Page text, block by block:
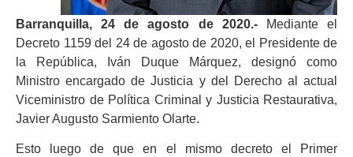
Barranquilla, 24 de agosto de 2020.-
Mediante el
Decreto 1159 del 24 de agosto de 2020, el Presidente de
la República, Iván Duque Márquez, designó como
Ministro encargado de Justicia y del Derecho al actual
Viceministro de Política Criminal y Justicia Restaurativa,
Javier Augusto Sarmiento Olarte.
Esto luego de que en el mismo decreto el Primer